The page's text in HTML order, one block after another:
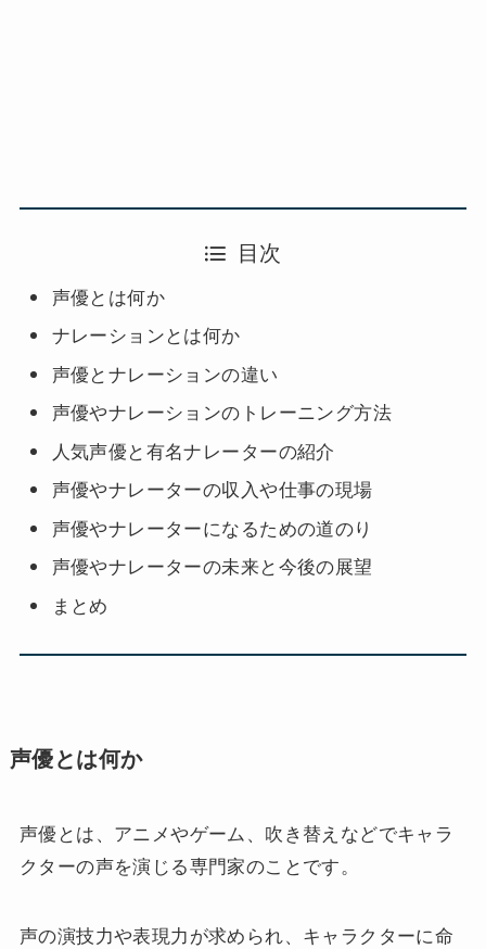
目次
声優とは何か
ナレーションとは何か
声優とナレーションの違い
声優やナレーションのトレーニング方法
人気声優と有名ナレーターの紹介
声優やナレーターの収入や仕事の現場
声優やナレーターになるための道のり
声優やナレーターの未来と今後の展望
まとめ
声優とは何か
声優とは、アニメやゲーム、吹き替えなどでキャラ
クターの声を演じる専門家のことです。
声の演技力や表現力が求められ、キャラクターに命